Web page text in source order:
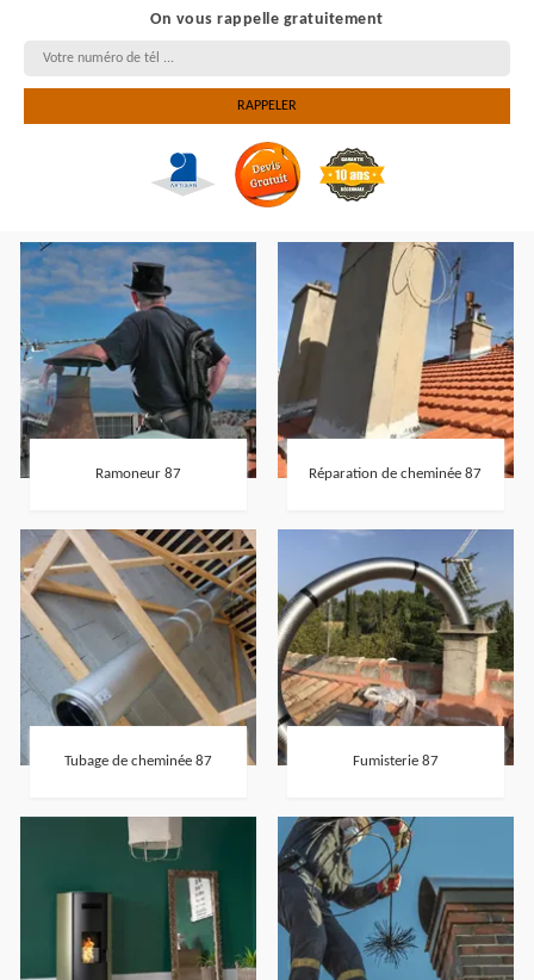
On vous rappelle gratuitement
Ramoneur 87 Réparation de cheminée 87
Tubage de cheminée 87 Fumisterie 87